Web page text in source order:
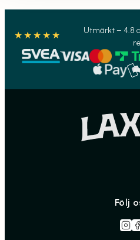
★★★★★ Utmärkt – 4.8
Följ